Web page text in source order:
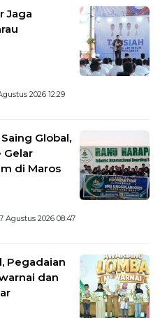
Jaga
2026 12:29
Global,
Gelar
di Maros
Agustus 2026 08:47
Pegadaian
dan